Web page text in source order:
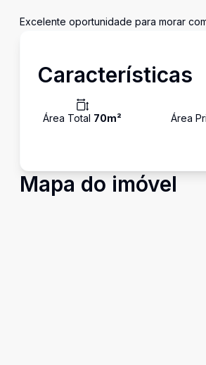
Excelente oportunidade para morar
Características
Área Total 70m² Área
Mapa do imóvel